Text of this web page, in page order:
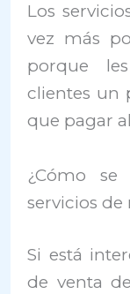
Los
vez más
porque
clientes un
que pagar
¿Cómo
servicios de
Si está
de venta